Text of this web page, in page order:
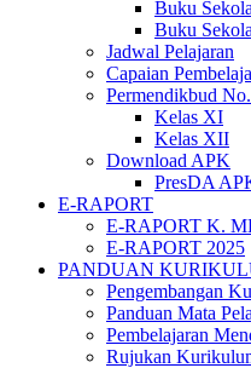
Buku
Buku
Jadwal Pelajaran
Capaian
Permendikbud
Kelas XI
Kelas XII
Download APK
PresDA
E-RAPORT
E-RAPORT K.
E-RAPORT 2025
PANDUAN
Pengembangan
Panduan Mata
Pembelajaran
Rujukan